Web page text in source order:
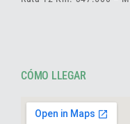
CÓMO LLEGAR